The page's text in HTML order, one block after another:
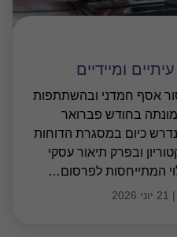
ומיידיים
אסף חמדני ובהשתתפות
בחודש פברואר
הנדרש כיום במסגרת הדוחות
ובפרק תיאור עסקי
המתייחסות לפרסום…
| 21 יוני 2026